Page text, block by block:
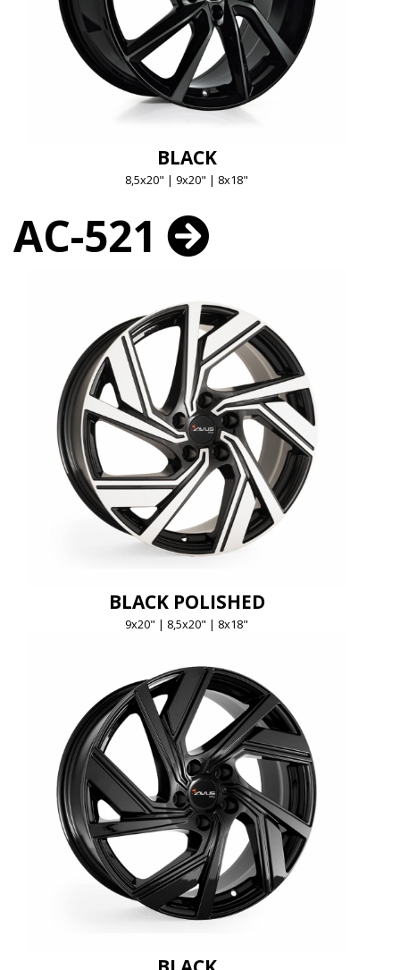
BLACK
8,5x20" | 9x20" | 8x18"
AC-521
BLACK POLISHED
9x20" | 8,5x20" | 8x18"